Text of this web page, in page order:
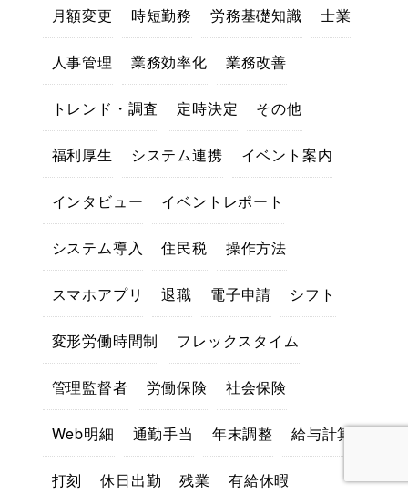
月額変更 時短勤務 労務基礎知識 士業
人事管理 業務効率化 業務改善
トレンド・調査 定時決定 その他
福利厚生 システム連携 イベント案内
インタビュー イベントレポート
システム導入 住民税 操作方法
スマホアプリ 退職 電子申請 シフト
変形労働時間制 フレックスタイム
管理監督者 労働保険 社会保険
Web明細 通勤手当 年末調整 給与計算
打刻 休日出勤 残業 有給休暇